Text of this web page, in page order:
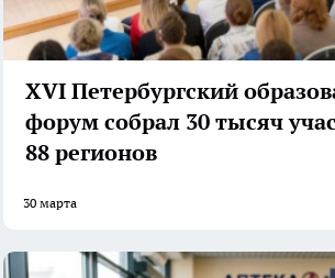
XVI Петербургский
форум собрал 30 тысяч
88 регионов
30 марта